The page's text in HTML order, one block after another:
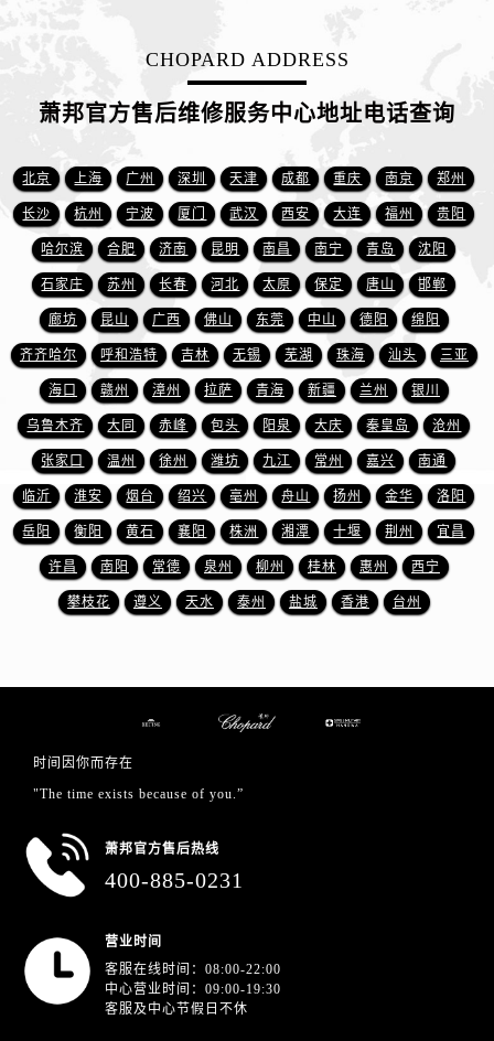
山东省德州市德城区东风中路萧邦售后服务中心（需提前预约）
山东省济南市历下区经十路11111号华润中心写字楼（万象城）15层1508室萧邦售后服务中心（需提前预约）
山东省济宁市任城区太白楼路萧邦售后服务中心（需提前预约）
山东省莱芜市文化南路8号银座商城名表维修一楼名表维修萧邦售后服务中心（需提前预约）
山东省临沂市兰山区解放路萧邦售后服务中心（需提前预约）
山东省日照市东港区烟台路萧邦售后服务中心（需提前预约）
山东省泰安市泰山区财源街道泰山大街萧邦售后服务中心（需提前预约）
山东省威海市环翠区新威海路89号振华商厦一楼名表维修萧邦售后服务中心（需提前预约）
山东省潍坊市奎文区东风东街萧邦售后服务中心（需提前预约）
山东省枣庄市滕州市北辛路与善国路交叉口萧邦售后服务中心（需提前预约）
山东省淄博市张店区金晶大道萧邦售后服务中心（需提前预约）
上海市黄浦区南京东路299号宏伊国际广场写字楼8层806室萧邦售后服务中心（需提前预约）
上海市徐汇区虹桥路3号港汇中心2座37层3705室萧邦售后服务中心（需提前预约）
浙江省杭州市上城区钱江路1366号华润大厦A座5层503-5室萧邦售后服务中心（需提前预约）
浙江省湖州市吴兴区劳动路萧邦售后服务中心（需提前预约）
CHOPARD ADDRESS
萧邦官方售后维修服务中心地址电话查询
北京 上海 广州 深圳 天津 成都 重庆 南京 郑州
长沙 杭州 宁波 厦门 武汉 西安 大连 福州 贵阳
哈尔滨 合肥 济南 昆明 南昌 南宁 青岛 沈阳
石家庄 苏州 长春 河北 太原 保定 唐山 邯郸
廊坊 昆山 广西 佛山 东莞 中山 德阳 绵阳
齐齐哈尔 呼和浩特 吉林 无锡 芜湖 珠海 汕头 三亚
海口 赣州 漳州 拉萨 青海 新疆 兰州 银川
乌鲁木齐 大同 赤峰 包头 阳泉 大庆 秦皇岛 沧州
张家口 温州 徐州 潍坊 九江 常州 嘉兴 南通
临沂 淮安 烟台 绍兴 亳州 舟山 扬州 金华 洛阳
岳阳 衡阳 黄石 襄阳 株洲 湘潭 十堰 荆州 宜昌
许昌 南阳 常德 泉州 柳州 桂林 惠州 西宁
攀枝花 遵义 天水 泰州 盐城 香港 台州
时间因你而存在
"The time exists because of you.”
萧邦官方售后热线
400-885-0231
营业时间
客服在线时间：08:00-22:00
中心营业时间：09:00-19:30
客服及中心节假日不休